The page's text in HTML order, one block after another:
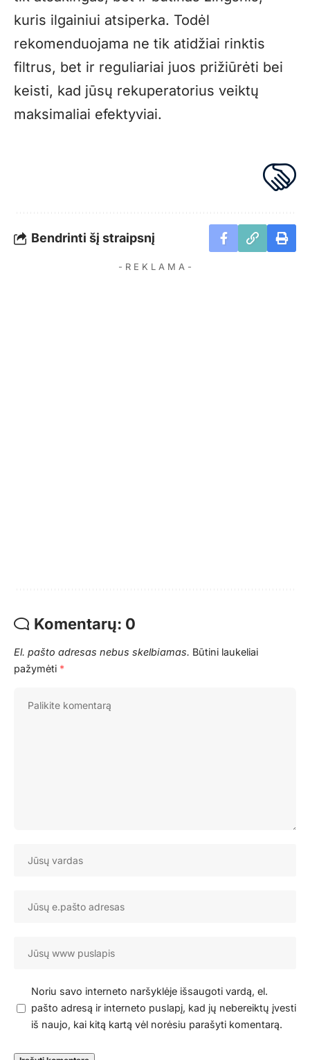
kuris ilgainiui atsiperka. Todėl
rekomenduojama ne tik atidžiai rinktis
filtrus, bet ir reguliariai juos prižiūrėti bei
keisti, kad jūsų rekuperatorius veiktų
maksimaliai efektyviai.
Bendrinti šį straipsnį
- R E K L A M A -
Komentarų: 0
El. pašto adresas nebus skelbiamas. Būtini laukeliai
pažymėti *
Noriu savo interneto naršyklėje išsaugoti vardą, el.
pašto adresą ir interneto puslapį, kad jų nebereiktų įvesti
iš naujo, kai kitą kartą vėl norėsiu parašyti komentarą.